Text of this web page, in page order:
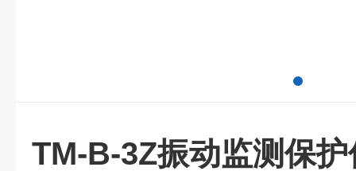
TM-B-3Z振动监测保护